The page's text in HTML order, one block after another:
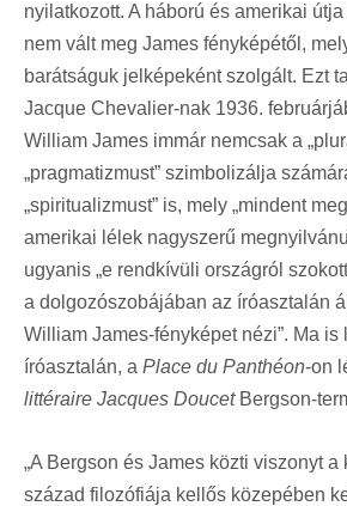
nyilatkozott. A háború és amerikai
nem vált meg James fényképétől,
barátságuk jelképeként szolgált. Ezt
Jacque Chevalier-nak 1936.
William James immár nemcsak a
„pragmatizmust” szimbolizálja
„spiritualizmust” is, mely „mindent
amerikai lélek nagyszerű
ugyanis „e rendkívüli országról
a dolgozószobájában az íróasztalán
William James-fényképet nézi”. Ma is
íróasztalán, a Place du Panthéon-on
littéraire Jacques DoucetBergson-
„A Bergson és James közti viszonyt a
század filozófiája kellős közepében